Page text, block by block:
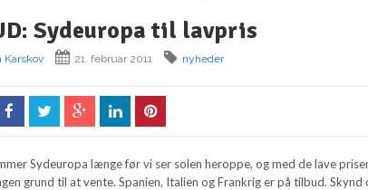
Sydeuropa til lavpris
Karskov 21. februar 2011 nyheder
Sydeuropa længe før vi ser solen heroppe, og med de lave
grund til at vente. Spanien, Italien og Frankrig er på tilbud. Skynd